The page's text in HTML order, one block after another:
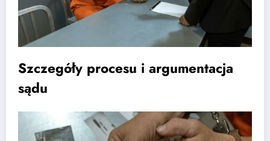
Szczegóły procesu i argumentacja
sądu